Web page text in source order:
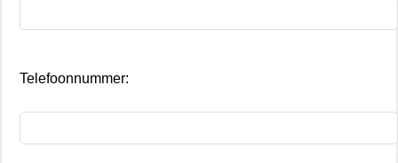
Telefoonnummer: